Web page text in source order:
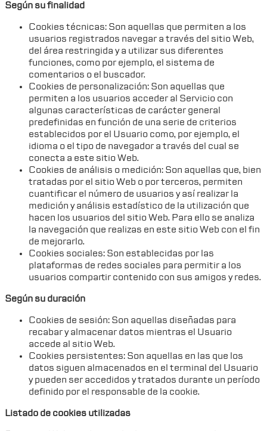
Según su finalidad
Cookies técnicas: Son aquellas que permiten a los
usuarios registrados navegar a través del sitio Web,
del área restringida y a utilizar sus diferentes
funciones, como por ejemplo, el sistema de
comentarios o el buscador.
Cookies de personalización: Son aquellas que
permiten a los usuarios acceder al Servicio con
algunas características de carácter general
predefinidas en función de una serie de criterios
establecidos por el Usuario como, por ejemplo, el
idioma o el tipo de navegador a través del cual se
conecta a este sitio Web.
Cookies de análisis o medición: Son aquellas que, bien
tratadas por el sitio Web o por terceros, permiten
cuantificar el número de usuarios y así realizar la
medición y análisis estadístico de la utilización que
hacen los usuarios del sitio Web. Para ello se analiza
la navegación que realizas en este sitio Web con el fin
de mejorarlo.
Cookies sociales: Son establecidas por las
plataformas de redes sociales para permitir a los
usuarios compartir contenido con sus amigos y redes.
Según su duración
Cookies de sesión: Son aquellas diseñadas para
recabar y almacenar datos mientras el Usuario
accede al sitio Web.
Cookies persistentes: Son aquellas en las que los
datos siguen almacenados en el terminal del Usuario
y pueden ser accedidos y tratados durante un período
definido por el responsable de la cookie.
Listado de cookies utilizadas